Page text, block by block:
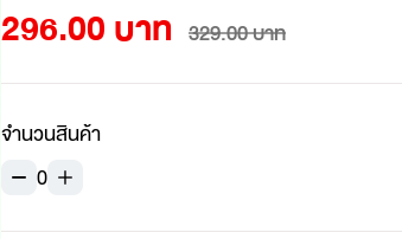
296.00 บาท 329.00 บาท
จำนวนสินค้า
0